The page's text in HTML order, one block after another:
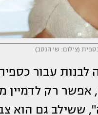
(צילום: שי הנסב)
לבנות עבור
אפשר רק לדמיין
ששילב גם הוא